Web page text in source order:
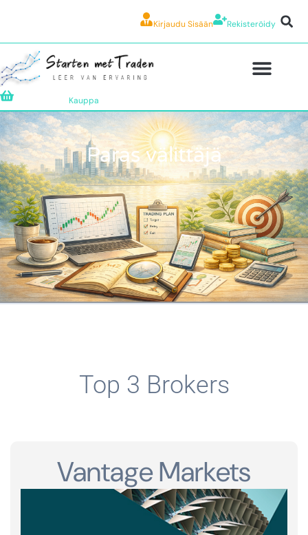
Kirjaudu Sisään Rekisteröidy
Kauppa
Paras välittäjä
Top 3 Brokers
Vantage Markets